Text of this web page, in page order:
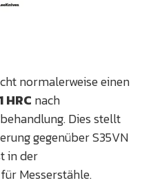
normalerweise einen
HRC nach
Dies stellt
gegenüber S35VN
in der
Messerstähle.